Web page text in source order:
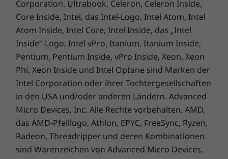
Robustheit hat sich noch nie so gut
Corporation. Ultrabook, Celeron, Celeron Inside,
Core Inside, Intel, das Intel-Logo, Intel Atom, Intel
Atom Inside, Intel Core, Intel Inside, das „Intel
Inside“-Logo, Intel vPro, Itanium, Itanium Inside,
Pentium, Pentium Inside, vPro Inside, Xeon, Xeon
Phi, Xeon Inside und Intel Optane sind Marken der
Intel Corporation oder ihrer Tochtergesellschaften
in den USA und/oder anderen Ländern. Advanced
Micro Devices, Inc. Alle Rechte vorbehalten. AMD,
das AMD-Pfeillogo, Athlon, EPYC, FreeSync, Ryzen,
Radeon, Threadripper und deren Kombinationen
sind Warenzeichen von Advanced Micro Devices,